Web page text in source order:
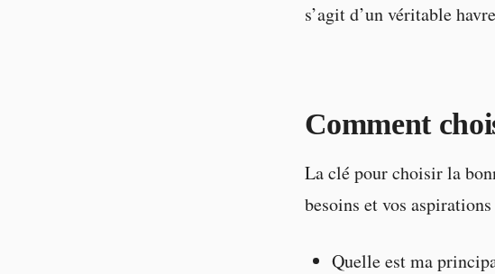
s’agit d’un véritable
Comment
La clé pour choisir la
besoins et vos
Quelle est ma